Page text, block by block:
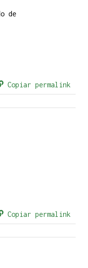
de
Copiar permalink
Copiar permalink